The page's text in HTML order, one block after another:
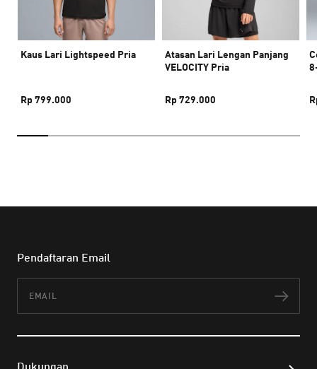
Kaus Lari Lightspeed Pria
Rp 799.000
Atasan Lari Lengan Panjang
VELOCITY Pria
Rp 729.000
Pendaftaran Email
Dukungan